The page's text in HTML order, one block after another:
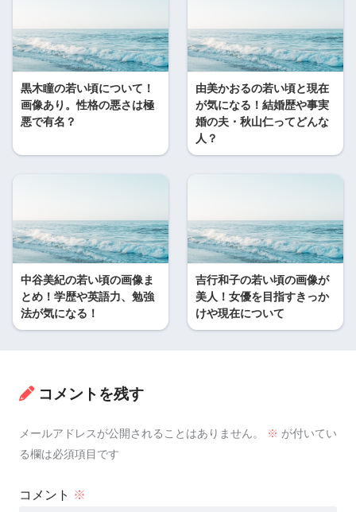
黒木瞳の若い頃について！
画像あり。性格の悪さは極
悪で有名？
由美かおるの若い頃と現在
が気になる！結婚歴や事実
婚の夫・秋山仁ってどんな
人？
中谷美紀の若い頃の画像ま
とめ！学歴や英語力、勉強
法が気になる！
吉行和子の若い頃の画像が
美人！女優を目指すきっか
けや現在について
コメントを残す
メールアドレスが公開されることはありません。 ※ が付いてい
る欄は必須項目です
コメント ※